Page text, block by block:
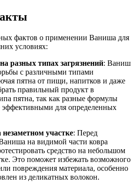
фактов о применении Ваниша для
условиях:
разных типах загрязнений: Ваниш
с различными типами
пятна от пищи, напитков и даже
правильный продукт в
пятна, так как разные формулы
эффективными для определенных
участке: Перед
на видимой части ковра
средство на небольшом
Это поможет избежать возможного
повреждения материала, особенно
из деликатных волокон.